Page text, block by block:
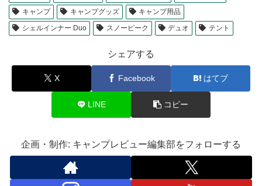
キャンプ
キャンプグッズ
キャンプ用品
シェルインナー Duo
スノーピーク デュオ テント
シェアする
X Facebook はてブ
LINE コピー
企画・制作: キャンプレビュー編集部をフォローする